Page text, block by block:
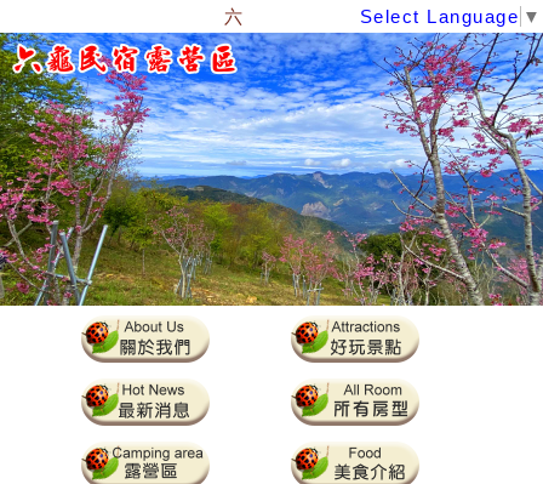
六龜、美濃、杉林、旗山民宿、露營
Select Language ▼